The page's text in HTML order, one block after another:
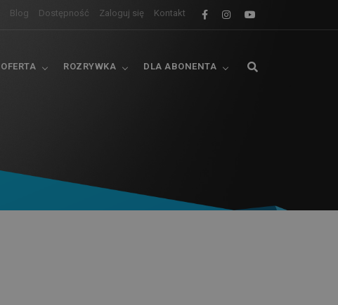
Blog Dostępność Zaloguj się Kontakt
OFERTA ROZRYWKA DLA ABONENTA